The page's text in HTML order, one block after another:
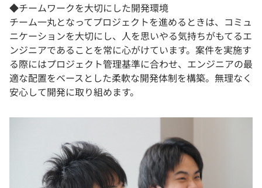
◆チームワークを大切にした開発環境
チーム一丸となってプロジェクトを進めるときは、コミュ
ニケーションを大切にし、人を思いやる気持ちがもてるエ
ンジニアであることを常に心がけています。案件を実施す
る際にはプロジェクト管理基準に合わせ、エンジニアの最
適な配置をベースとした柔軟な開発体制を構築。無理なく
安心して開発に取り組めます。